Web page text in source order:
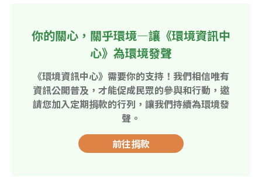
你的關心，關乎環境—讓《環境資訊中
心》為環境發聲
《環境資訊中心》需要你的支持！我們相信唯有
資訊公開普及，才能促成民眾的參與和行動，邀
請您加入定期捐款的行列，讓我們持續為環境發
聲。
前往捐款